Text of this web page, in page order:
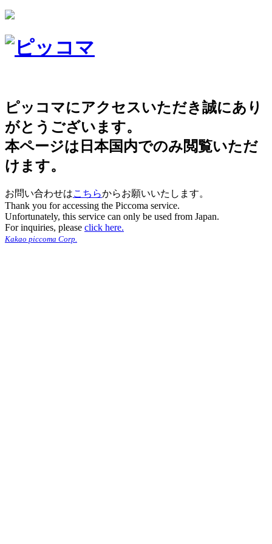
ピッコマにアクセスいただき誠にあり
がとうございます。
本ページは日本国内でのみ閲覧いただ
けます。
お問い合わせはこちらからお願いいたします。
Thank you for accessing the Piccoma service.
Unfortunately, this service can only be used from Japan.
For inquiries, please click here.
Kakao piccoma Corp.